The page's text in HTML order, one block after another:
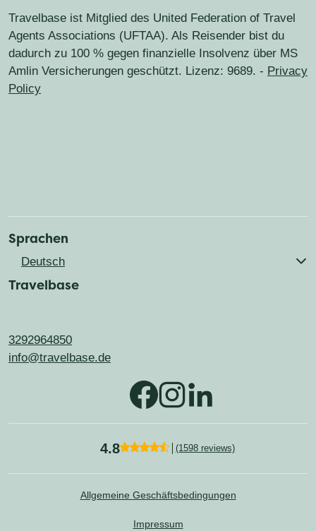
Marokko Montenegro Namibia
Niederlande Norwegen Oman
Travelbase ist Mitglied des United Federation of Travel
Agents Associations (UFTAA). Als Reisender bist du
dadurch zu 100 % gegen finanzielle Insolvenz über MS
Amlin Versicherungen geschützt. Lizenz: 9689. - Privacy
Policy
Sprachen
Deutsch
Nederlands
English
Travelbase
3292964850
info@travelbase.de
4.8 (1598 reviews)
Allgemeine Geschäftsbedingungen
Impressum